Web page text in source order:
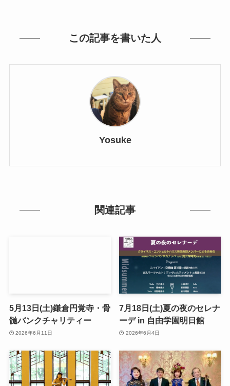
この記事を書いた人
Yosuke
関連記事
5月13日(土)鎌倉円覚寺・骨
髄バンクチャリティー
2026年6月11日
7月18日(土)夏の夜のセレナ
ーデ in 自由学園明日館
2026年6月4日